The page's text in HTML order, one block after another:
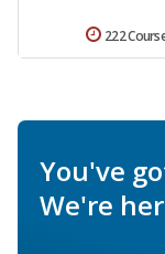
222
You've
We're